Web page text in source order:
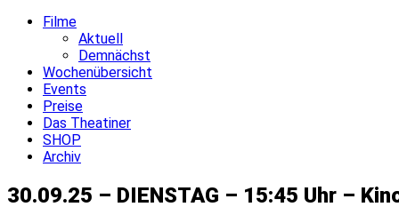
Filme
Aktuell
Demnächst
Wochenübersicht
Events
Preise
Das Theatiner
SHOP
Archiv
30.09.25 – DIENSTAG – 15:45 Uhr –